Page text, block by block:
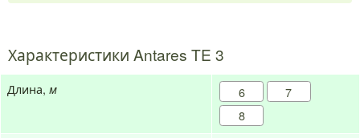
Характеристики Antares TE 3
Длина, м 6
7
8